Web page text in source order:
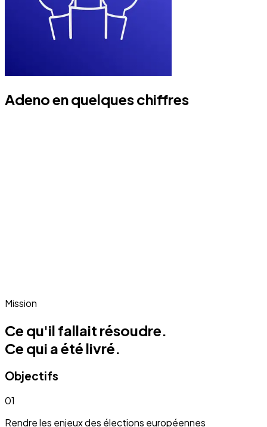
Adeno en quelques chiffres
Mission
Ce qu'il fallait résoudre.
Ce qui a été livré.
Objectifs
01
Rendre les enjeux des élections européennes